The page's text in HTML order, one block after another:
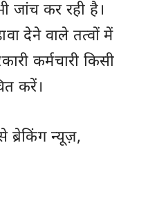
जांच कर रही है।
देने वाले तत्वों में
कर्मचारी किसी
करें।
ब्रेकिंग न्यूज़,